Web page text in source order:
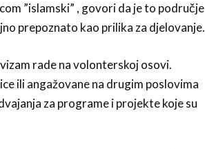
”islamski” , govori da je to područje
prepoznato kao prilika za djelovanje.
rade na volonterskoj osovi.
ili angažovane na drugim poslovima
za programe i projekte koje su